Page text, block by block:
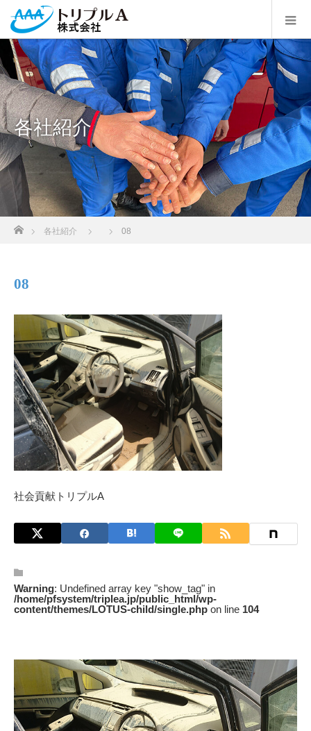
各社紹介
ホーム
各社紹介 08
08
社会貢献トリプルA
Warning: Undefined array key "show_tag" in
/home/pfsystem/triplea.jp/public_html/wp-
content/themes/LOTUS-child/single.php on line 104